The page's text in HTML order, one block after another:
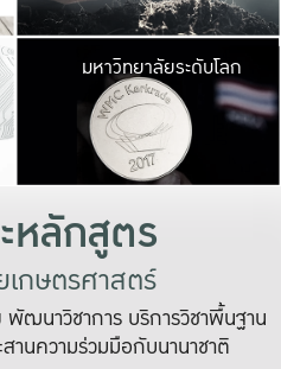
มหาวิ
เปลี่ยนแปลง แล
เพื่อทำง
ระบบสารสนเทศ
มหาวิทยาลัยระดับโลก
หลักสูตร
กษตรศาสตร์
ฒนาวิชาการ บริการวิชาพื้นฐาน
านความร่วมมือกับนานาชาติ